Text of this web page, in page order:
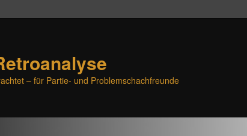
– für Partie- und Problemschachfreunde